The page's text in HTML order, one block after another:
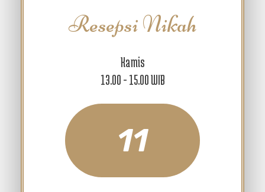
Resepsi Nikah
Kamis
13.00 - 15.00 WIB
11